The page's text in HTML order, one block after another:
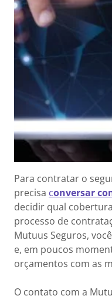
Para contratar o
precisa conversar
decidir qual
processo de
Mutuus Seguros,
e, em poucos
orçamentos com as
O contato com a